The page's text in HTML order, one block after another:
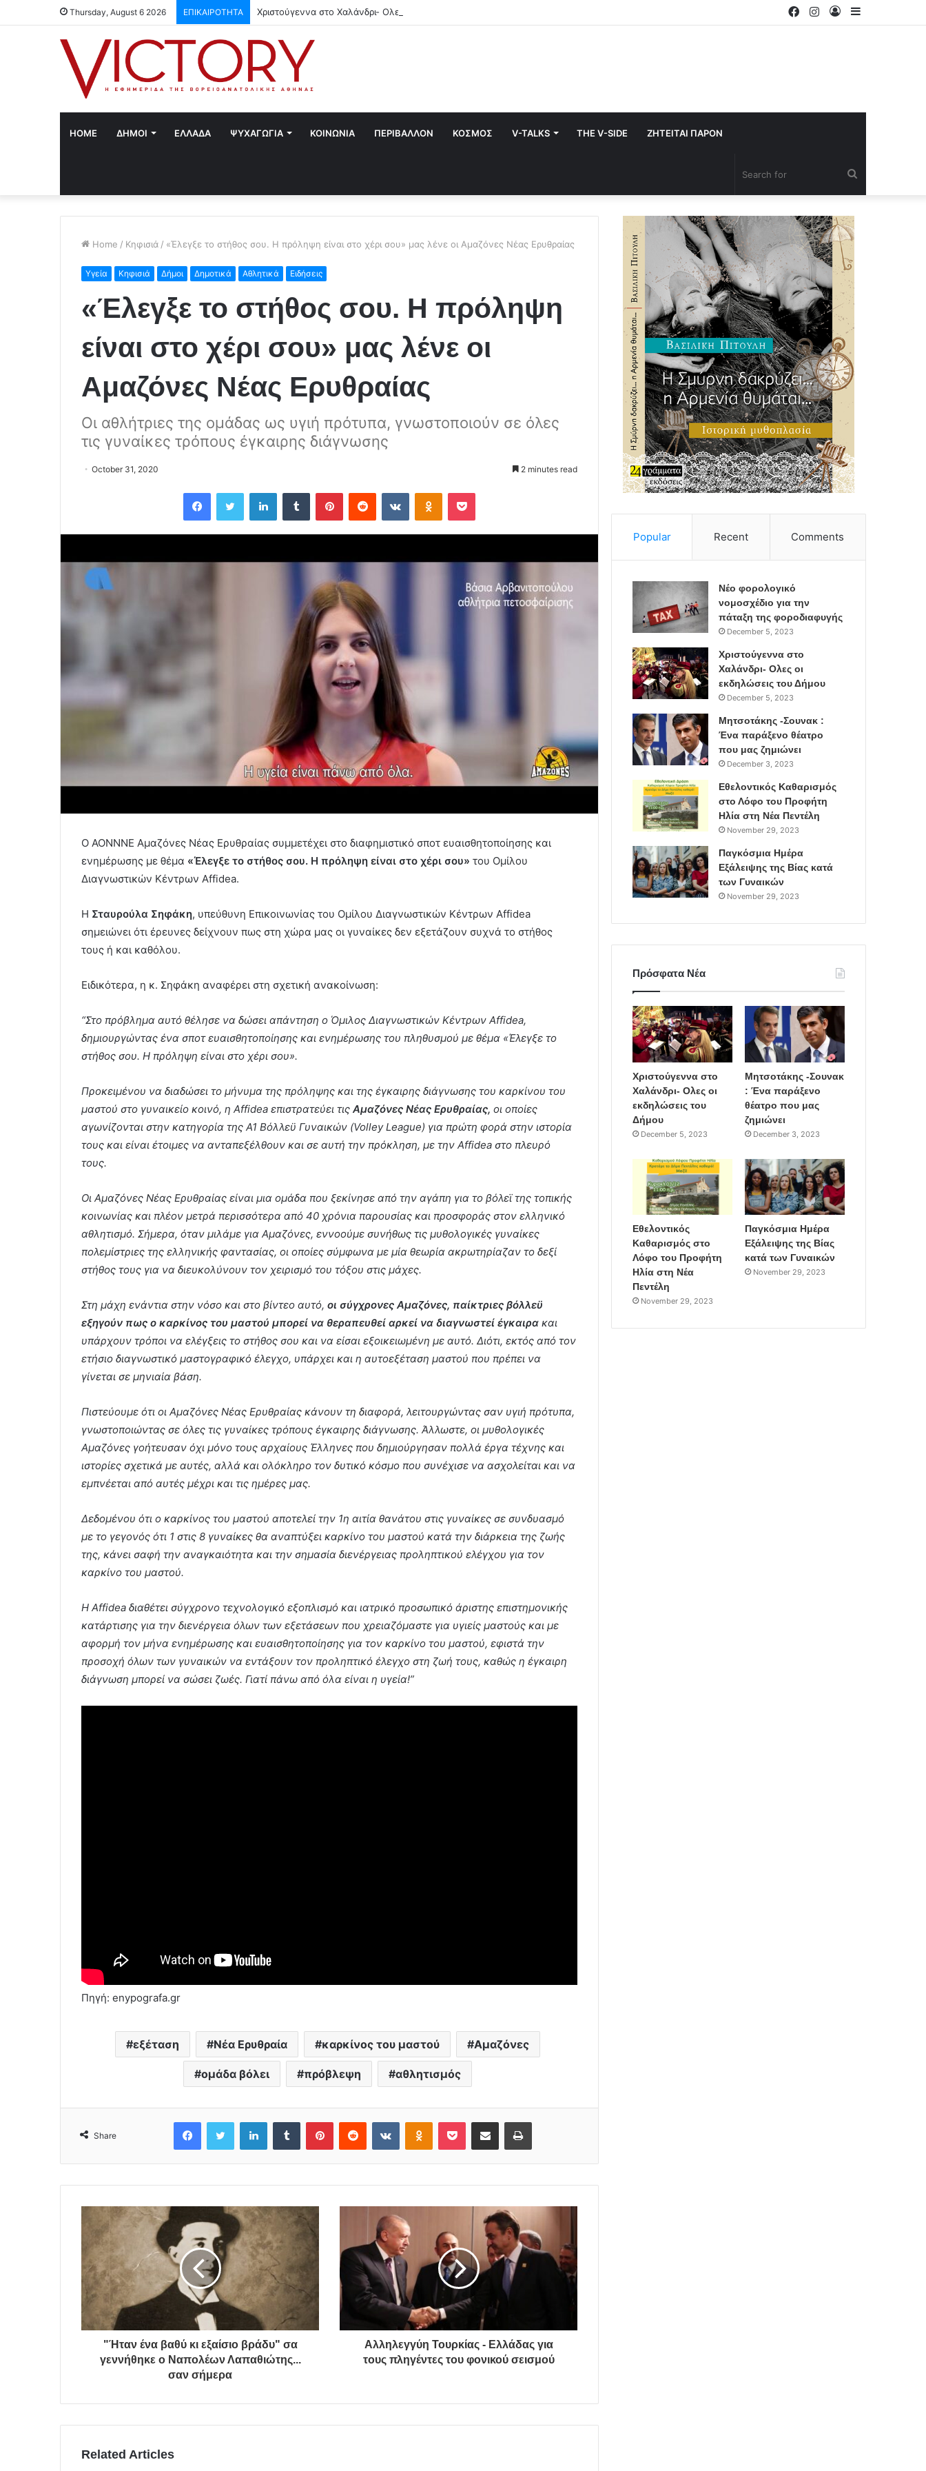
Thursday, August 6 2026 ΕΠΙΚΑΙΡΟΤΗΤΑ Χριστούγεννα στο Χαλάνδρι- Ολες οι εκδηλώσεις του Δήμου
Log
Instagram
Facebook
HOME ΔΗΜΟΙ ΕΛΛΑΔΑ ΨΥΧΑΓΩΓΙΑ ΚΟΙΝΩΝΙΑ ΠΕΡΙΒΑΛΛΟΝ ΚΟΣΜΟΣ V-TALKS THE V-SIDE ΖΗΤΕΙΤΑΙ ΠΑΡΟΝ
Home / Κηφισιά / «Έλεγξε το στήθος σου. Η πρόληψη είναι στο χέρι σου» μας λένε οι Αμαζόνες Νέας Ερυθραίας
Υγεία Κηφισιά Δήμοι Δημοτικά Αθλητικά Ειδήσεις
«Έλεγξε το στήθος σου. Η πρόληψη
είναι στο χέρι σου» μας λένε οι
Αμαζόνες Νέας Ερυθραίας
Οι αθλήτριες της ομάδας ως υγιή πρότυπα, γνωστοποιούν σε όλες
τις γυναίκες τρόπους έγκαιρης διάγνωσης
October 31, 2020 2 minutes read
Ο ΑΟΝΝΝΕ Αμαζόνες Νέας Ερυθραίας συμμετέχει στο διαφημιστικό σποτ ευαισθητοποίησης και
ενημέρωσης με θέμα «Έλεγξε το στήθος σου. Η πρόληψη είναι στο χέρι σου» του Ομίλου
Διαγνωστικών Κέντρων Affidea.
Η Σταυρούλα Σηφάκη, υπεύθυνη Επικοινωνίας του Ομίλου Διαγνωστικών Κέντρων Affidea
σημειώνει ότι έρευνες δείχνουν πως στη χώρα μας οι γυναίκες δεν εξετάζουν συχνά το στήθος
τους ή και καθόλου.
Ειδικότερα, η κ. Σηφάκη αναφέρει στη σχετική ανακοίνωση:
“Στο πρόβλημα αυτό θέλησε να δώσει απάντηση ο Όμιλος Διαγνωστικών Κέντρων Affidea,
δημιουργώντας ένα σποτ ευαισθητοποίησης και ενημέρωσης του πληθυσμού με θέμα «Έλεγξε το
στήθος σου. Η πρόληψη είναι στο χέρι σου».
Προκειμένου να διαδώσει το μήνυμα της πρόληψης και της έγκαιρης διάγνωσης του καρκίνου του
μαστού στο γυναικείο κοινό, η Affidea επιστρατεύει τις Αμαζόνες Νέας Ερυθραίας, οι οποίες
αγωνίζονται στην κατηγορία της Α1 Βόλλεϋ Γυναικών (Volley League) για πρώτη φορά στην ιστορία
τους και είναι έτοιμες να ανταπεξέλθουν και σε αυτή την πρόκληση, με την Affidea στο πλευρό
τους.
Οι Αμαζόνες Νέας Ερυθραίας είναι μια ομάδα που ξεκίνησε από την αγάπη για το βόλεϊ της τοπικής
κοινωνίας και πλέον μετρά περισσότερα από 40 χρόνια παρουσίας και προσφοράς στον ελληνικό
αθλητισμό. Σήμερα, όταν μιλάμε για Αμαζόνες, εννοούμε συνήθως τις μυθολογικές γυναίκες
πολεμίστριες της ελληνικής φαντασίας, οι οποίες σύμφωνα με μία θεωρία ακρωτηρίαζαν το δεξί
στήθος τους για να διευκολύνουν τον χειρισμό του τόξου στις μάχες.
Στη μάχη ενάντια στην νόσο και στο βίντεο αυτό, οι σύγχρονες Αμαζόνες, παίκτριες βόλλεϋ
εξηγούν πως ο καρκίνος του μαστού μπορεί να θεραπευθεί αρκεί να διαγνωστεί έγκαιρα και
υπάρχουν τρόποι να ελέγξεις το στήθος σου και να είσαι εξοικειωμένη με αυτό. Διότι, εκτός από τον
ετήσιο διαγνωστικό μαστογραφικό έλεγχο, υπάρχει και η αυτοεξέταση μαστού που πρέπει να
γίνεται σε μηνιαία βάση.
Πιστεύουμε ότι οι Αμαζόνες Νέας Ερυθραίας κάνουν τη διαφορά, λειτουργώντας σαν υγιή πρότυπα,
γνωστοποιώντας σε όλες τις γυναίκες τρόπους έγκαιρης διάγνωσης. Άλλωστε, οι μυθολογικές
Αμαζόνες γοήτευσαν όχι μόνο τους αρχαίους Έλληνες που δημιούργησαν πολλά έργα τέχνης και
ιστορίες σχετικά με αυτές, αλλά και ολόκληρο τον δυτικό κόσμο που συνέχισε να ασχολείται και να
εμπνέεται από αυτές μέχρι και τις ημέρες μας.
Δεδομένου ότι ο καρκίνος του μαστού αποτελεί την 1η αιτία θανάτου στις γυναίκες σε συνδυασμό
με το γεγονός ότι 1 στις 8 γυναίκες θα αναπτύξει καρκίνο του μαστού κατά την διάρκεια της ζωής
της, κάνει σαφή την αναγκαιότητα και την σημασία διενέργειας προληπτικού ελέγχου για τον
καρκίνο του μαστού.
H Affidea διαθέτει σύγχρονο τεχνολογικό εξοπλισμό και ιατρικό προσωπικό άριστης επιστημονικής
κατάρτισης για την διενέργεια όλων των εξετάσεων που χρειαζόμαστε για υγιείς μαστούς και με
αφορμή τον μήνα ενημέρωσης και ευαισθητοποίησης για τον καρκίνο του μαστού, εφιστά την
προσοχή όλων των γυναικών να εντάξουν τον προληπτικό έλεγχο στη ζωή τους, καθώς η έγκαιρη
διάγνωση μπορεί να σώσει ζωές. Γιατί πάνω από όλα είναι η υγεία!”
Πηγή: enypografa.gr
εξέταση Νέα Ερυθραία καρκίνος του μαστού Αμαζόνες
ομάδα βόλει πρόβλεψη αθλητισμός
Share
"Ήταν ένα βαθύ κι εξαίσιο βράδυ" σα
γεννήθηκε ο Ναπολέων Λαπαθιώτης...
σαν σήμερα
Αλληλεγγύη Τουρκίας - Ελλάδας για
τους πληγέντες του φονικού σεισμού
Related Articles
Popular Recent Comments
Νέο φορολογικό
νομοσχέδιο για την
πάταξη της φοροδιαφυγής
December 5, 2023
Χριστούγεννα στο
Χαλάνδρι- Ολες οι
εκδηλώσεις του Δήμου
December 5, 2023
Μητσοτάκης -Σουνακ :
Ένα παράξενο θέατρο
που μας ζημιώνει
December 3, 2023
Εθελοντικός Καθαρισμός
στο Λόφο του Προφήτη
Ηλία στη Νέα Πεντέλη
November 29, 2023
Παγκόσμια Ημέρα
Εξάλειψης της Βίας κατά
των Γυναικών
November 29, 2023
Πρόσφατα Νέα
Χριστούγεννα στο
Χαλάνδρι- Ολες οι
εκδηλώσεις του
Δήμου
December 5, 2023
Μητσοτάκης -Σουνακ
: Ένα παράξενο
θέατρο που μας
ζημιώνει
December 3, 2023
Εθελοντικός
Καθαρισμός στο
Λόφο του Προφήτη
Ηλία στη Νέα
Πεντέλη
November 29, 2023
Παγκόσμια Ημέρα
Εξάλειψης της Βίας
κατά των Γυναικών
November 29, 2023